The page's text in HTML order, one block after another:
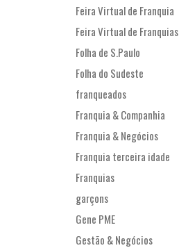
Feira Virtual de Franquia
Feira Virtual de Franquias
Folha de S.Paulo
Folha do Sudeste
franqueados
Franquia & Companhia
Franquia & Negócios
Franquia terceira idade
Franquias
garçons
Gene PME
Gestão & Negócios